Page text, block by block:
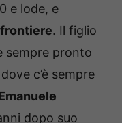
e lode, e
. Il figlio
sempre pronto
c’è sempre
dopo suo